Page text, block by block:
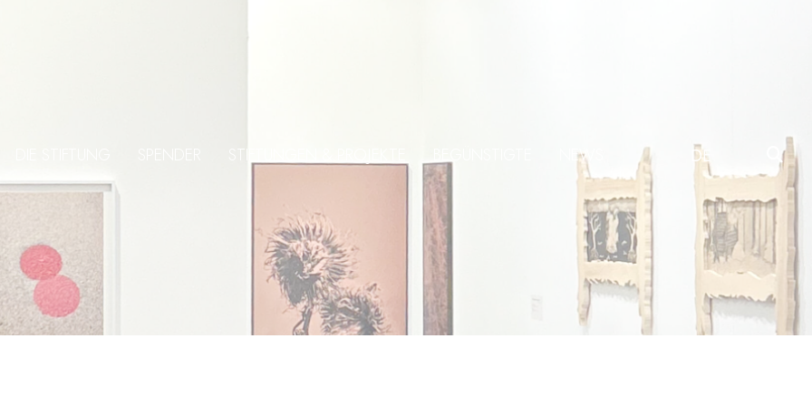
STIFTUNGEN & PROJEKTE NEWS DE